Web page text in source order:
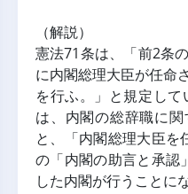
（解説）
憲法71条は、「前2条
に内閣総理大臣が任命
を行ふ。」と規定し
は、内閣の総辞職に
と、「内閣総理大臣を
の「内閣の助言と承認
した内閣が行うことにな